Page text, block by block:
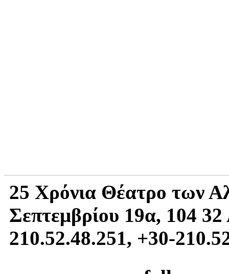
25 Χρόνια Θέατρο των
Σεπτεμβρίου 19α, 104
210.52.48.251, +30-